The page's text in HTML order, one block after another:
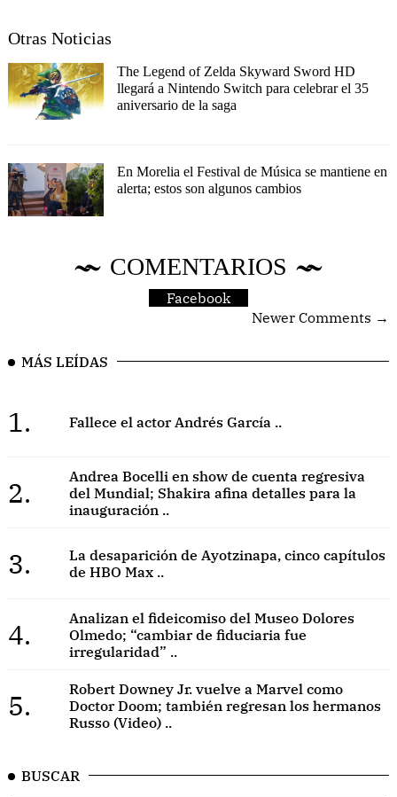
Otras Noticias
The Legend of Zelda Skyward Sword HD
llegará a Nintendo Switch para celebrar el 35
aniversario de la saga
En Morelia el Festival de Música se mantiene en
alerta; estos son algunos cambios
COMENTARIOS
Facebook
Newer Comments →
MÁS LEÍDAS
1. Fallece el actor Andrés García ..
2.
Andrea Bocelli en show de cuenta regresiva
del Mundial; Shakira afina detalles para la
inauguración ..
3.
La desaparición de Ayotzinapa, cinco capítulos
de HBO Max ..
4.
Analizan el fideicomiso del Museo Dolores
Olmedo; “cambiar de fiduciaria fue
irregularidad” ..
5.
Robert Downey Jr. vuelve a Marvel como
Doctor Doom; también regresan los hermanos
Russo (Video) ..
BUSCAR